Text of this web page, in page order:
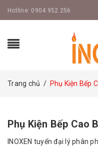
Hotline: 0904.952.256
Trang chủ / Phụ Kiện Bếp
Phụ Kiện Bếp Cao
INOXEN tuyển đại lý phân